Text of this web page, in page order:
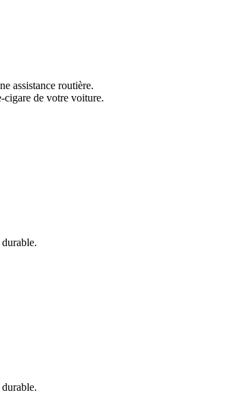
assistance routière.
cigare de votre voiture.